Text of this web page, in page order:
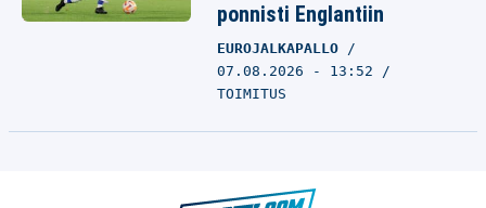
ponnisti Englantiin
EUROJALKAPALLO
07.08.2026 - 13:52
TOIMITUS